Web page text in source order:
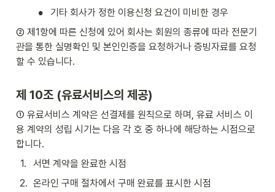
•
기타 회사가 정한 이용신청 요건이 미비한 경우
② 제1항에 따른 신청에 있어 회사는 회원의 종류에 따라 전문기
관을 통한 실명확인 및 본인인증을 요청하거나 증빙자료를 요청
할 수 있습니다.
제 10조 (유료서비스의 제공)
① 유료서비스 계약은 선결제를 원칙으로 하며, 유료 서비스 이
용 계약의 성립 시기는 다음 각 호 중 하나에 해당하는 시점으로
합니다.
1.
서면 계약을 완료한 시점
2. 온라인 구매 절차에서 구매 완료를 표시한 시점